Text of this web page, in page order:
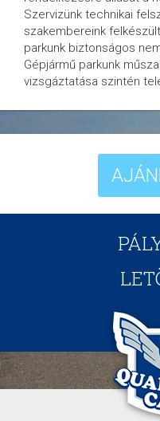
Szervizünk technikai
szakembereink
parkunk biztonságos
Gépjármű parkunk
vizsgáztatása szintén